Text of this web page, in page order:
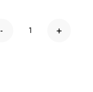
250,81 zł.
230,75 zł.ilość Listwa
- +